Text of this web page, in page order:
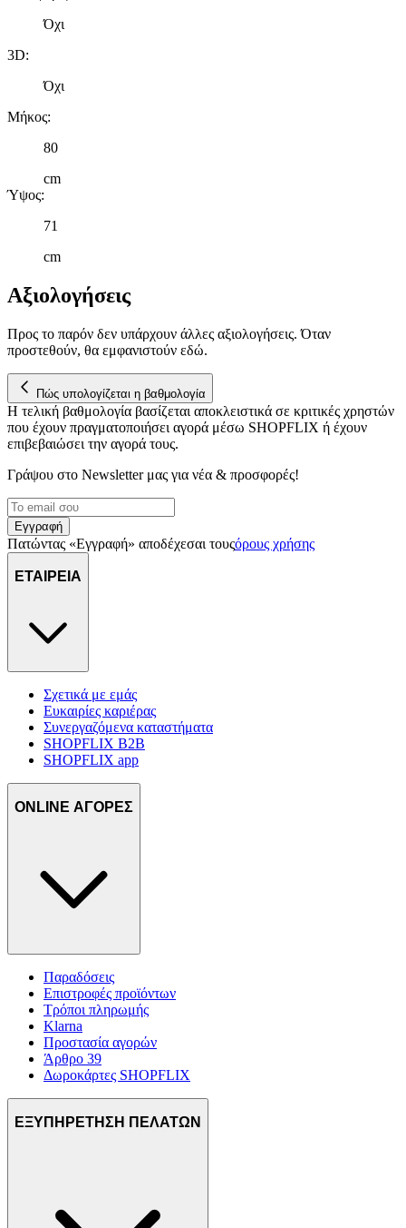
Όχι
3D:
Όχι
Μήκος:
80
cm
Ύψος:
71
cm
Αξιολογήσεις
Προς το παρόν δεν υπάρχουν άλλες αξιολογήσεις. Όταν
προστεθούν, θα εμφανιστούν εδώ.
Πώς υπολογίζεται η βαθμολογία
Η τελική βαθμολογία βασίζεται αποκλειστικά σε κριτικές χρηστών
που έχουν πραγματοποιήσει αγορά μέσω SHOPFLIX ή έχουν
επιβεβαιώσει την αγορά τους.
Γράψου στο Νewsletter μας για νέα & προσφορές!
Εγγραφή
Πατώντας «Εγγραφή» αποδέχεσαι τουςόρους χρήσης
ΕΤΑΙΡΕΙΑ
Σχετικά με εμάς
Ευκαιρίες καριέρας
Συνεργαζόμενα καταστήματα
SHOPFLIX B2B
SHOPFLIX app
ONLINE ΑΓΟΡΕΣ
Παραδόσεις
Επιστροφές προϊόντων
Τρόποι πληρωμής
Klarna
Προστασία αγορών
Άρθρο 39
Δωροκάρτες SHOPFLIX
ΕΞΥΠΗΡΕΤΗΣΗ ΠΕΛΑΤΩΝ